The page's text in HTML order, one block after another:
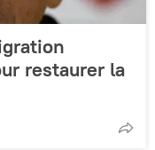
restaurer la